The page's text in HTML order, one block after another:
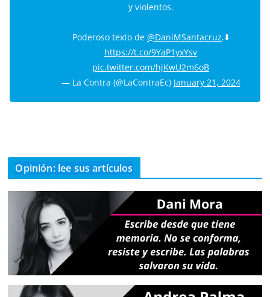
y violentos.
Poderoso texto de @DaniMSantacruz.⬇️
https://t.co/9YaP1yxYsv
pic.twitter.com/hjKwU2m6oB
— La Contra (@LaContraEc) January 21, 2024
Opinión: lee sus artículos